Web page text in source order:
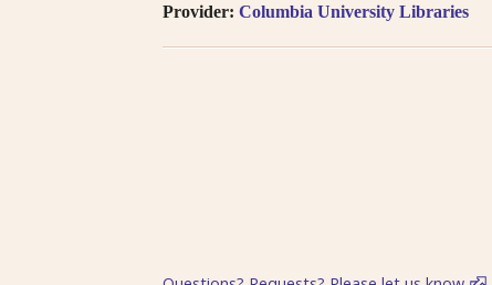
Provider: Columbia University Libraries